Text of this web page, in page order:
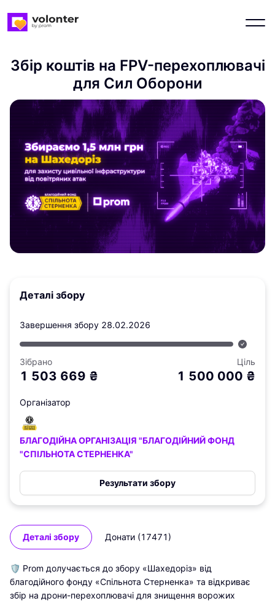
Збір коштів на FPV-перехоплювачі
для Сил Оборони
Деталі збору
Завершення збору 28.02.2026
Зібрано
1 503 669 ₴
Ціль
1 500 000 ₴
Організатор
БЛАГОДІЙНА ОРГАНІЗАЦІЯ "БЛАГОДІЙНИЙ ФОНД
"СПІЛЬНОТА СТЕРНЕНКА"
Результати збору
Деталі збору Донати (17471)
🛡️ Prom долучається до збору «Шахедоріз» від
благодійного фонду «Спільнота Стерненка» та відкриває
збір на дрони-перехоплювачі для знищення ворожих